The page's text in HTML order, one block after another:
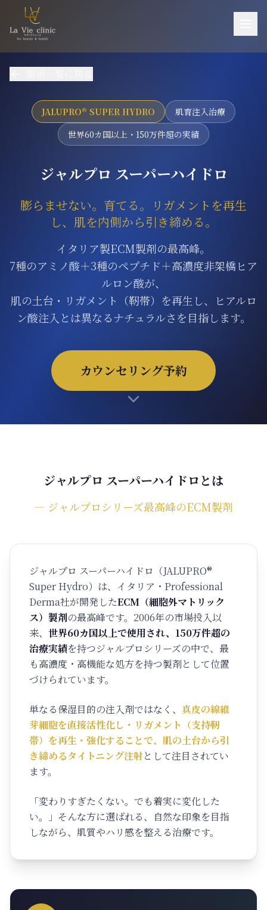
施術一覧
機器一覧
医師紹介
ご予約・お問い合わせ
当院について
アクセス
JALUPRO® SUPER HYDRO
肌育注入治療
世界60カ国以上・150万件超の実績
ジャルプロ スーパーハイドロ
膨らませない。育てる。リガメントを再生
し、肌を内側から引き締める。
イタリア製ECM製剤の最高峰。
7種のアミノ酸＋3種のペプチド＋高濃度非架橋ヒア
ルロン酸が、
肌の土台・リガメント（靭帯）を再生し、ヒアルロ
ン酸注入とは異なるナチュラルさを目指します。
カウンセリング予約
ジャルプロ スーパーハイドロとは
― ジャルプロシリーズ最高峰のECM製剤
ジャルプロ スーパーハイドロ（JALUPRO®
Super Hydro）は、イタリア・Professional
Derma社が開発したECM（細胞外マトリック
ス）製剤の最高峰です。2006年の市場投入以
来、 世界60カ国以上で使用され、150万件超の
治療実績を持つジャルプロシリーズの中で、最
も高濃度・高機能な処方を持つ製剤として位置
づけられています。
単なる保湿目的の注入剤ではなく、 真皮の線維
芽細胞を直接活性化し・リガメント（支持靭
帯）を再生・強化することで、肌の土台から引
き締めるタイトニング注射として注目されてい
ます。
「変わりすぎたくない。でも着実に変化した
い。」そんな方に選ばれる、自然な印象を目指
しながら、肌質やハリ感を整える治療です。